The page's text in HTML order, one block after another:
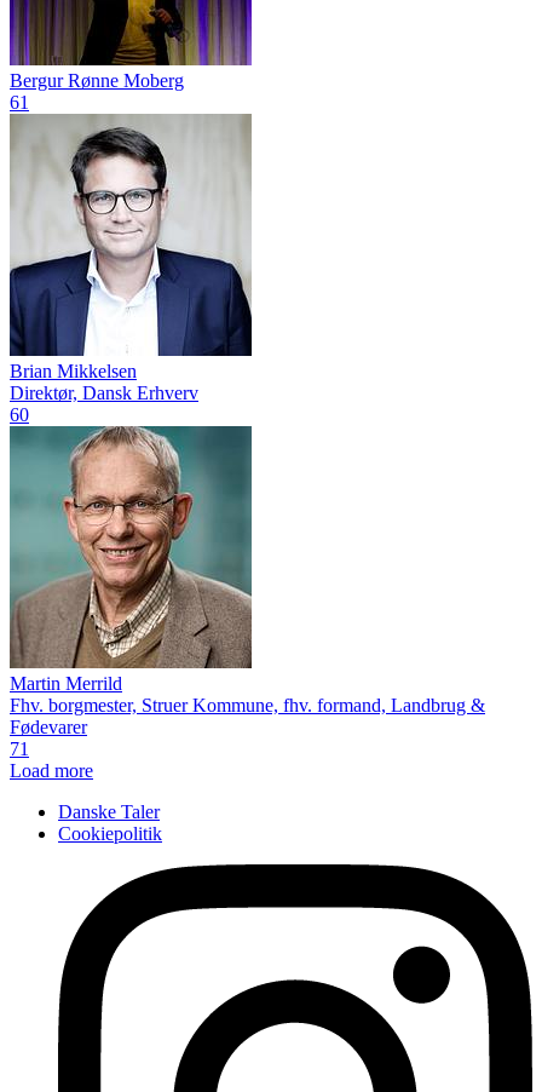
Bergur Rønne Moberg
61
Brian Mikkelsen
Direktør, Dansk Erhverv
60
Martin Merrild
Fhv. borgmester, Struer Kommune, fhv. formand, Landbrug &
Fødevarer
71
Load more
Danske Taler
Cookiepolitik